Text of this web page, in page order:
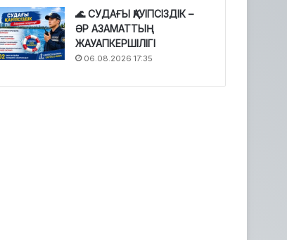
🌊 СУДАҒЫ ҚАУІПСІЗДІК –
ӘР АЗАМАТТЫҢ
ЖАУАПКЕРШІЛІГІ
06.08.2026 17:35